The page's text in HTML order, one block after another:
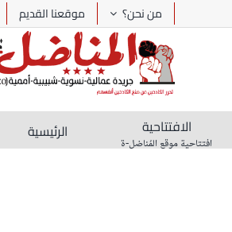
من نحن؟ موقعنا القديم
الافتتاحية
افتتاحية موقع المُناضل-ة
الرئيسية